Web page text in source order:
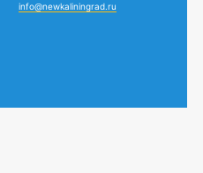
info@newkaliningrad.ru